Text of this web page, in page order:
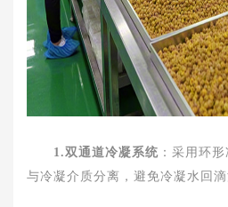
1.双通道冷凝系统 ：采用环
与冷凝介质分离，避免冷凝水回滴